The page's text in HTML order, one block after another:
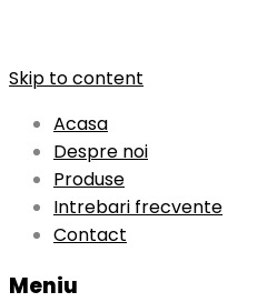
Skip to content
Acasa
Despre noi
Produse
Intrebari frecvente
Contact
Meniu